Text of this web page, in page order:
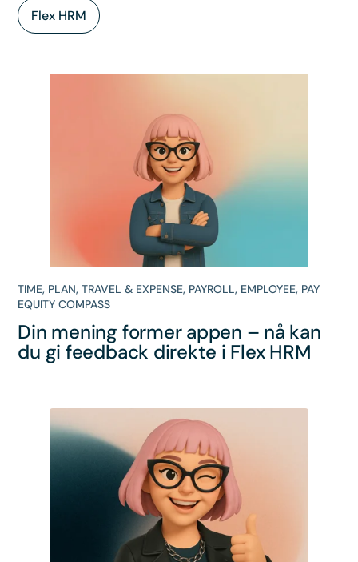
Flex HRM
TIME, PLAN,TRAVEL & EXPENSE, PAYROLL, EMPLOYEE, PAY
EQUITY COMPASS
Din mening former appen – nå kan
du gi feedback direkte i Flex HRM